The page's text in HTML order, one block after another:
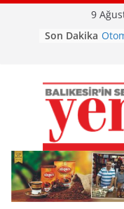
Skip
9
Son Dakika